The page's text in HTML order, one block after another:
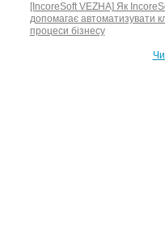
[IncoreSoft VEZHA] Як
допомагає автоматизувати
процеси бізнесу